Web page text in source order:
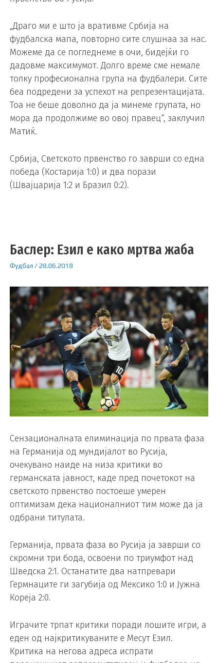
„Драго ми е што ја вративме Србија на
фудбалска мапа, повторно сите слушнаа за нас.
Можеме да се погледнеме в очи, бидејќи го
дадовме максимумот. Долго време сме немале
толку професионална група на фудбалери. Сите
беа подредени за успехот на репрезентацијата.
Тоа не беше доволно да ја минеме групата, но
мора да продолжиме во овој правец“, заклучил
Матиќ.
Србија, Светското првенство го заврши со една
победа (Костарија 1:0) и два порази
(Швајцарија 1:2 и Бразил 0:2).
Баслер: Езил е како мртва жаба
Фудбал /28.06.2018
Сензационалната елиминација по првата фаза
на Германија од мундијалот во Русија,
очекувано наиде на низа критики во
германската јавност, каде пред почетокот на
светското првенство постоеше умерен
оптимизам дека националниот тим може да ја
одбрани титулата.
Германија, првата фаза во Русија ја заврши со
скромни три бода, освоени по триумфот над
Шведска 2:1. Останатите два натпревари
Гермнаците ги загубија од Мексико 1:0 и Јужна
Кореја 2:0.
Играчите трпат критики поради лошите игри, а
еден од најкритикуваните е Месут Езил.
Критика на негова адреса испрати